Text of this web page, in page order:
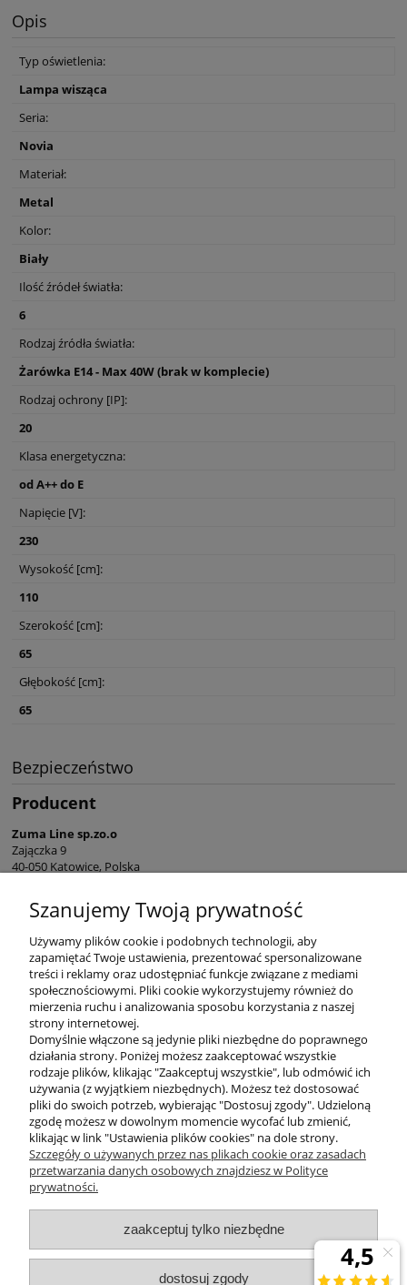
Opis
Typ oświetlenia:
Lampa wisząca
Seria:
Novia
Materiał:
Metal
Kolor:
Biały
Ilość źródeł światła:
6
Rodzaj źródła światła:
Żarówka E14 - Max 40W (brak w komplecie)
Rodzaj ochrony [IP]:
20
Klasa energetyczna:
od A++ do E
Napięcie [V]:
230
Wysokość [cm]:
110
Szerokość [cm]:
65
Głębokość [cm]:
65
Bezpieczeństwo
Producent
Zuma Line sp.zo.o
Zajączka 9
40-050 Katowice, Polska
+48 32 730 66 10
KONTAKT
DODATKOWE
MOJE KONTO
INFORMACJE
Szanujemy Twoją prywatność
Używamy plików cookie i podobnych technologii, aby
zapamiętać Twoje ustawienia, prezentować spersonalizowane
treści i reklamy oraz udostępniać funkcje związane z mediami
społecznościowymi. Pliki cookie wykorzystujemy również do
mierzenia ruchu i analizowania sposobu korzystania z naszej
strony internetowej.
Domyślnie włączone są jedynie pliki niezbędne do poprawnego
działania strony. Poniżej możesz zaakceptować wszystkie
rodzaje plików, klikając "Zaakceptuj wszystkie", lub odmówić ich
używania (z wyjątkiem niezbędnych). Możesz też dostosować
pliki do swoich potrzeb, wybierając "Dostosuj zgody". Udzieloną
zgodę możesz w dowolnym momencie wycofać lub zmienić,
klikając w link "Ustawienia plików cookies" na dole strony.
Szczegóły o używanych przez nas plikach cookie oraz zasadach
przetwarzania danych osobowych znajdziesz w Polityce
prywatności.
zaakceptuj tylko niezbędne
dostosuj zgody